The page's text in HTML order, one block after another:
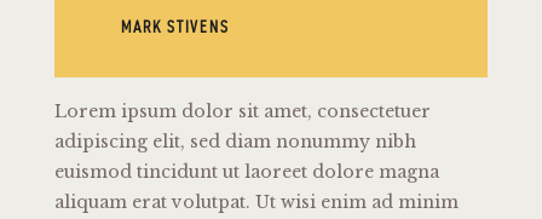
MARK STIVENS
Lorem ipsum dolor sit amet, consectetuer
adipiscing elit, sed diam nonummy nibh
euismod tincidunt ut laoreet dolore magna
aliquam erat volutpat. Ut wisi enim ad minim